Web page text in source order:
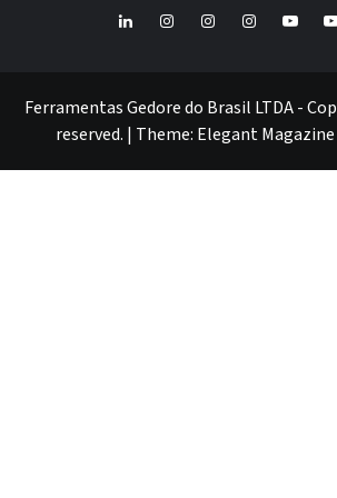
LinkedInInstagramInstagramInstagramYoutube
Ferramentas Gedore do Brasil LTDA -
reserved. | Theme: Elegant Magazine